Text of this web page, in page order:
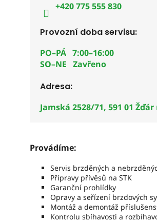
+420 775 555 830
Provozní doba servisu:
PO–PÁ 7:00–16:00
SO–NE Zavřeno
Adresa:
Jamská 2528/71, 591 01
Provádíme:
Servis brzděných a
Přípravy přívěsů na STK
Garanční prohlídky
Opravy a seřízení brzdových
Montáž a demontáž
Kontrolu sbíhavosti a